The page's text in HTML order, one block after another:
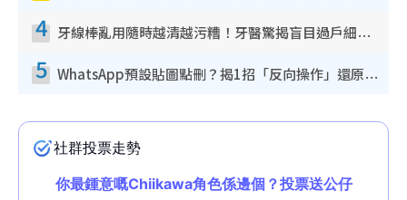
4 牙線棒亂用隨時越清越污糟！牙醫驚揭盲目過戶細菌恐致蛀牙：呢種先係日常真保養
5 WhatsApp預設貼圖點刪？揭1招「反向操作」還原簡潔介面 附3步實測教學